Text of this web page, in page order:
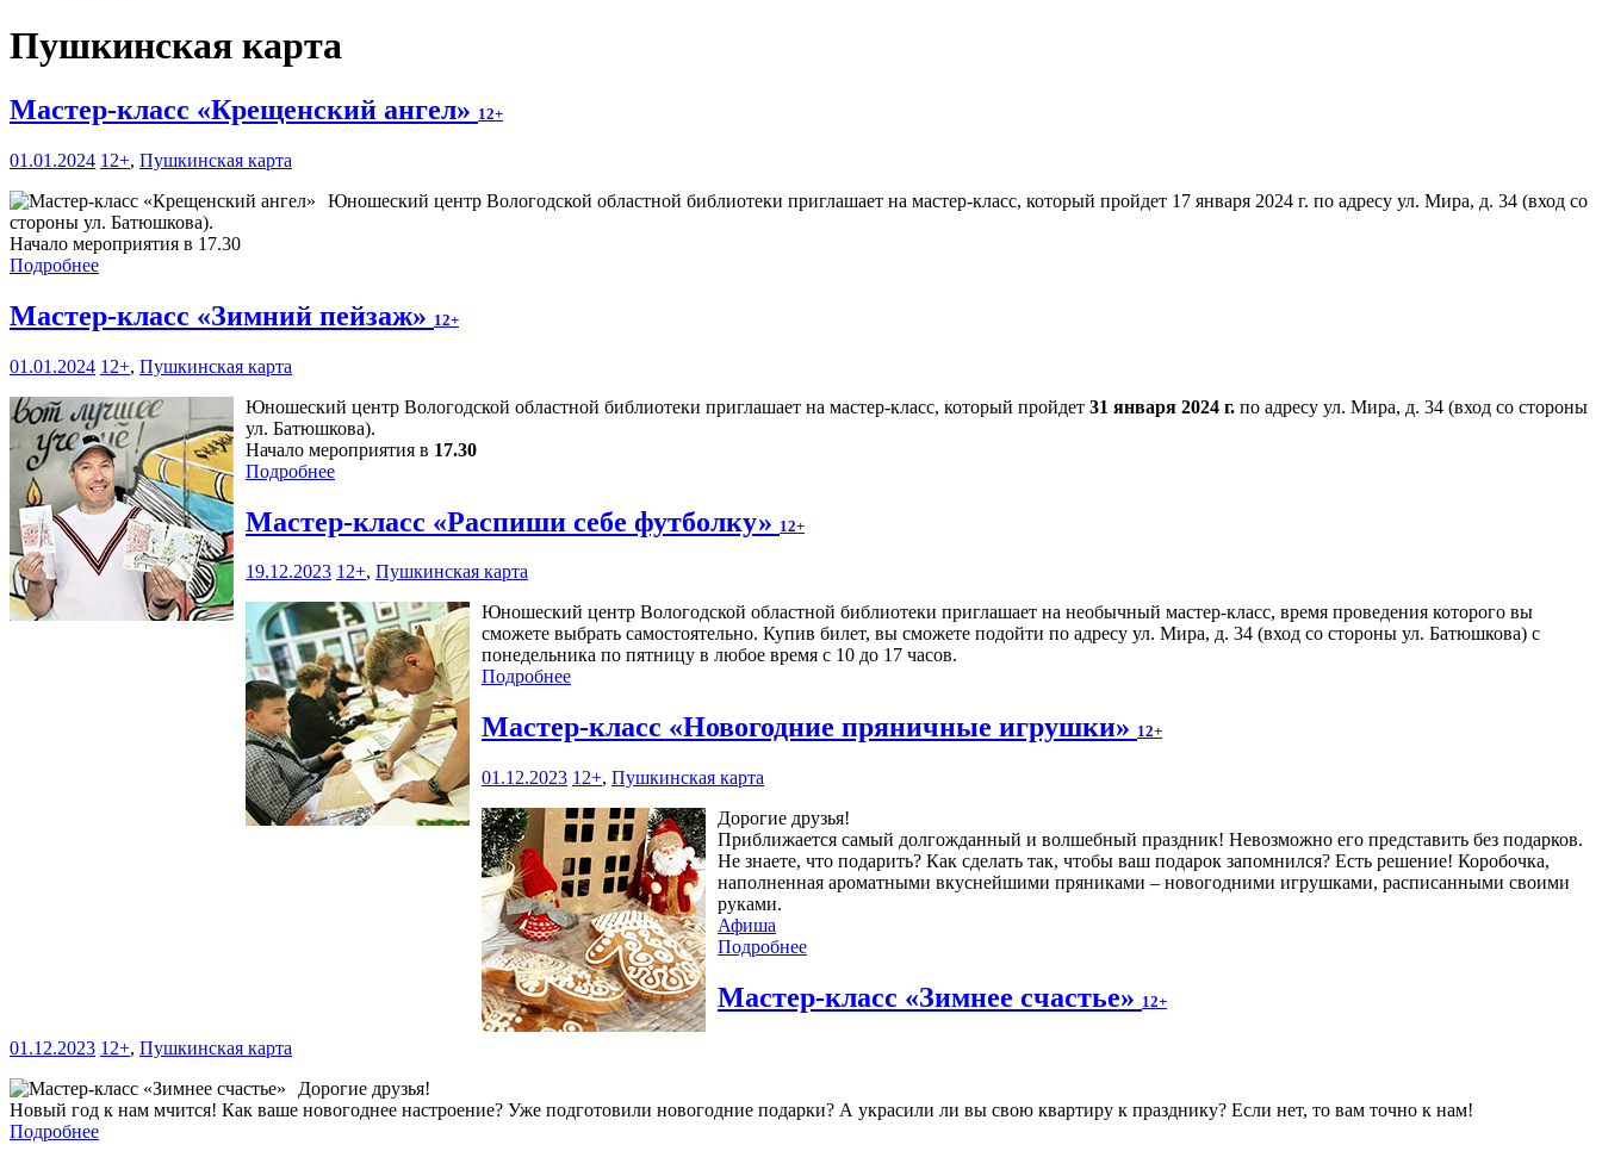
Пушкинская карта
Мастер-класс «Крещенский ангел» 12+
01.01.2024 12+, Пушкинская карта
Юношеский центр Вологодской областной библиотеки приглашает на мастер-класс, который пройдет 17 января 2024 г. по адресу ул. Мира, д. 34 (вход со
стороны ул. Батюшкова).
Начало мероприятия в 17.30
Подробнее
Мастер-класс «Зимний пейзаж» 12+
01.01.2024 12+, Пушкинская карта
Юношеский центр Вологодской областной библиотеки приглашает на мастер-класс, который пройдет 31 января 2024 г. по адресу ул. Мира, д. 34 (вход со стороны
ул. Батюшкова).
Начало мероприятия в 17.30
Подробнее
Мастер-класс «Распиши себе футболку» 12+
19.12.2023 12+, Пушкинская карта
Юношеский центр Вологодской областной библиотеки приглашает на необычный мастер-класс, время проведения которого вы
сможете выбрать самостоятельно. Купив билет, вы сможете подойти по адресу ул. Мира, д. 34 (вход со стороны ул. Батюшкова) с
понедельника по пятницу в любое время с 10 до 17 часов.
Подробнее
Мастер-класс «Новогодние пряничные игрушки» 12+
01.12.2023 12+, Пушкинская карта
Дорогие друзья!
Приближается самый долгожданный и волшебный праздник! Невозможно его представить без подарков.
Не знаете, что подарить? Как сделать так, чтобы ваш подарок запомнился? Есть решение! Коробочка,
наполненная ароматными вкуснейшими пряниками – новогодними игрушками, расписанными своими
руками.
Афиша
Подробнее
Мастер-класс «Зимнее счастье» 12+
01.12.2023 12+, Пушкинская карта
Дорогие друзья!
Новый год к нам мчится! Как ваше новогоднее настроение? Уже подготовили новогодние подарки? А украсили ли вы свою квартиру к празднику? Если нет, то вам точно к нам!
Подробнее